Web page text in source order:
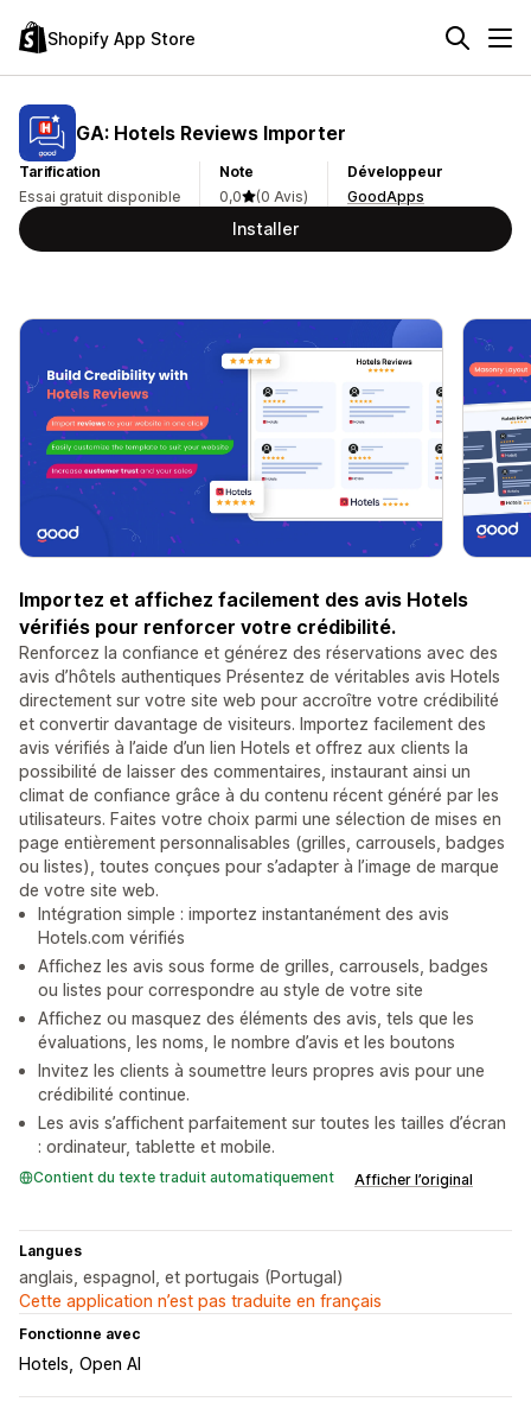
Shopify App Store
GA: Hotels Reviews Importer
Tarification
Essai gratuit disponible
Note
0,0
(0 Avis)
Développeur
GoodApps
Installer
Importez et affichez facilement des avis Hotels
vérifiés pour renforcer votre crédibilité.
Renforcez la confiance et générez des réservations avec des
avis d’hôtels authentiques Présentez de véritables avis Hotels
directement sur votre site web pour accroître votre crédibilité
et convertir davantage de visiteurs. Importez facilement des
avis vérifiés à l’aide d’un lien Hotels et offrez aux clients la
possibilité de laisser des commentaires, instaurant ainsi un
climat de confiance grâce à du contenu récent généré par les
utilisateurs. Faites votre choix parmi une sélection de mises en
page entièrement personnalisables (grilles, carrousels, badges
ou listes), toutes conçues pour s’adapter à l’image de marque
de votre site web.
Intégration simple : importez instantanément des avis
Hotels.com vérifiés
Affichez les avis sous forme de grilles, carrousels, badges
ou listes pour correspondre au style de votre site
Affichez ou masquez des éléments des avis, tels que les
évaluations, les noms, le nombre d’avis et les boutons
Invitez les clients à soumettre leurs propres avis pour une
crédibilité continue.
Les avis s’affichent parfaitement sur toutes les tailles d’écran
: ordinateur, tablette et mobile.
Contient du texte traduit automatiquement Afficher l’original
Langues
anglais, espagnol, et portugais (Portugal)
Cette application n’est pas traduite en français
Fonctionne avec
Hotels Open AI